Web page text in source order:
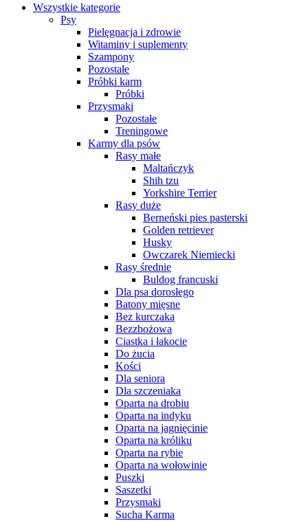
Wszystkie kategorie
Psy
Pielęgnacja i zdrowie
Witaminy i suplementy
Szampony
Pozostałe
Próbki karm
Próbki
Przysmaki
Pozostałe
Treningowe
Karmy dla psów
Rasy małe
Maltańczyk
Shih tzu
Yorkshire Terrier
Rasy duże
Berneński pies pasterski
Golden retriever
Husky
Owczarek Niemiecki
Rasy średnie
Buldog francuski
Dla psa dorosłego
Batony mięsne
Bez kurczaka
Bezzbożowa
Ciastka i łakocie
Do żucia
Kości
Dla seniora
Dla szczeniaka
Oparta na drobiu
Oparta na indyku
Oparta na jagnięcinie
Oparta na króliku
Oparta na rybie
Oparta na wołowinie
Puszki
Saszetki
Przysmaki
Sucha Karma